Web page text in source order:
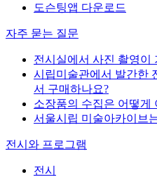
도슨팅앱 다운로드
자주 묻는 질문
전시실에서 사진 촬영이
시립미술관에서 발간한
서 구매하나요?
소장품의 수집은 어떻게
서울시립 미술아카이브
전시와 프로그램
전시